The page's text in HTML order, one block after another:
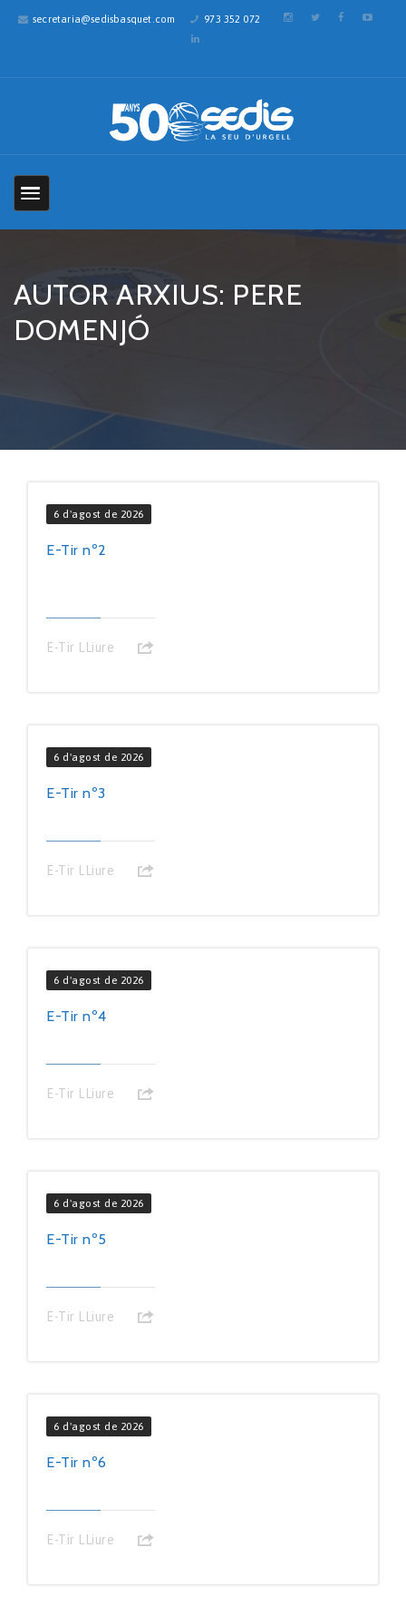
secretaria@sedisbasquet.com 973 352 072
AUTOR ARXIUS: PERE
DOMENJÓ
6 d'agost de 2026
E-Tir nº2
E-Tir LLiure
6 d'agost de 2026
E-Tir nº3
E-Tir LLiure
6 d'agost de 2026
E-Tir nº4
E-Tir LLiure
6 d'agost de 2026
E-Tir nº5
E-Tir LLiure
6 d'agost de 2026
E-Tir nº6
E-Tir LLiure